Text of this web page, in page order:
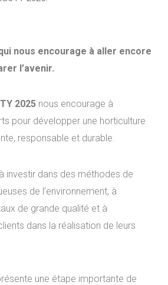
nous encourage à aller encore
l’avenir.
2025 nous encourage à
pour développer une horticulture
responsable et durable.
investir dans des méthodes de
de l’environnement, à
de grande qualité et à
dans la réalisation de leurs
une étape importante de